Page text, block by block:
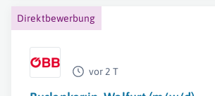
Direktbewerbung
vor 2 T